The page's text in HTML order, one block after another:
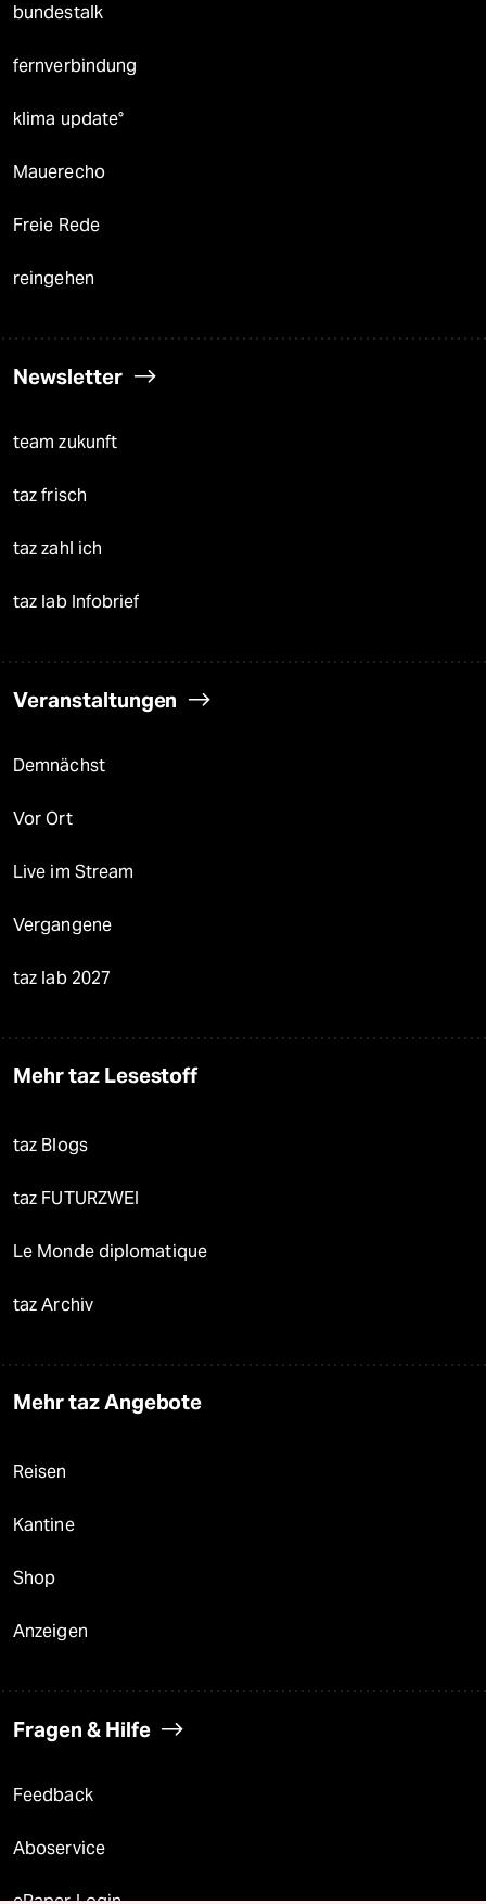
bundestalk
fernverbindung
klima update°
Mauerecho
Freie Rede
reingehen
Newsletter
team zukunft
taz frisch
taz zahl ich
taz lab Infobrief
Veranstaltungen
Demnächst
Vor Ort
Live im Stream
Vergangene
taz lab 2027
Mehr taz Lesestoff
taz Blogs
taz FUTURZWEI
Le Monde diplomatique
taz Archiv
Mehr taz Angebote
Reisen
Kantine
Shop
Anzeigen
Fragen & Hilfe
Feedback
Aboservice